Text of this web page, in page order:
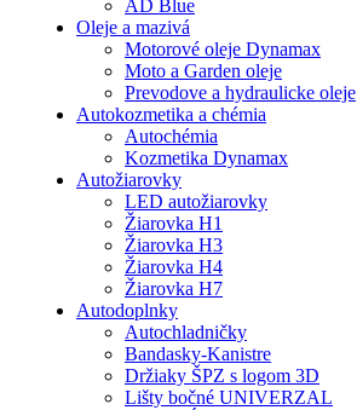
AD Blue
Oleje a mazivá
Motorové oleje Dynamax
Moto a Garden oleje
Prevodove a hydraulicke oleje
Autokozmetika a chémia
Autochémia
Kozmetika Dynamax
Autožiarovky
LED autožiarovky
Žiarovka H1
Žiarovka H3
Žiarovka H4
Žiarovka H7
Autodoplnky
Autochladničky
Bandasky-Kanistre
Držiaky ŠPZ s logom 3D
Lišty bočné UNIVERZAL